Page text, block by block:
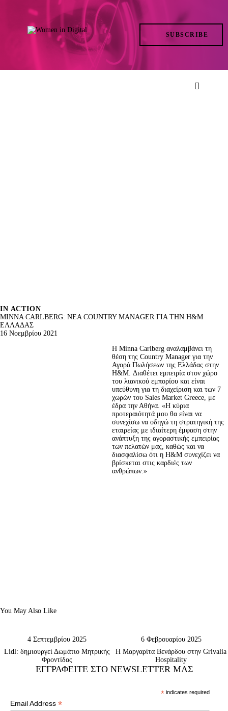
SUBSCRIBE
TRENDS
IN ACTION
MINNA CARLBERG: ΝΕΑ COUNTRY MANAGER ΓΙΑ ΤΗΝ H&M
ΕΛΛΑΔΑΣ
16 Νοεμβρίου 2021
Η Minna Carlberg αναλαμβάνει τη
θέση της Country Manager για την
Αγορά Πωλήσεων της Ελλάδας στην
H&M. Διαθέτει εμπειρία στον χώρο
του λιανικού εμπορίου και είναι
υπεύθυνη για τη διαχείριση και των 7
χωρών του Sales Market Greece, με
έδρα την Αθήνα. «Η κύρια
προτεραιότητά μου θα είναι να
συνεχίσω να οδηγώ τη στρατηγική της
εταιρείας με ιδιαίτερη έμφαση στην
ανάπτυξη της αγοραστικής εμπειρίας
των πελατών μας, καθώς και να
διασφαλίσω ότι η H&M συνεχίζει να
βρίσκεται στις καρδιές των
ανθρώπων.»
You May Also Like
4 Σεπτεμβρίου 2025
Lidl: δημιουργεί Δωμάτιο Μητρικής
Φροντίδας
6 Φεβρουαρίου 2025
Η Μαργαρίτα Βενάρδου στην Grivalia
Hospitality
ΕΓΓΡΑΦΕΊΤΕ ΣΤΟ NEWSLETTER ΜΑΣ
*indicates required
Email Address *